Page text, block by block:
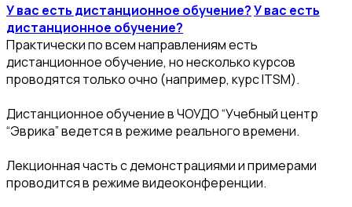
У вас есть дистанционное обучение?У вас есть
дистанционное обучение?
Практически по всем направлениям есть
дистанционное обучение, но несколько курсов
проводятся только очно (например, курс ITSM).
Дистанционное обучение в ЧОУДО “Учебный центр
“Эврика” ведется в режиме реального времени.
Лекционная часть с демонстрациями и примерами
проводится в режиме видеоконференции.